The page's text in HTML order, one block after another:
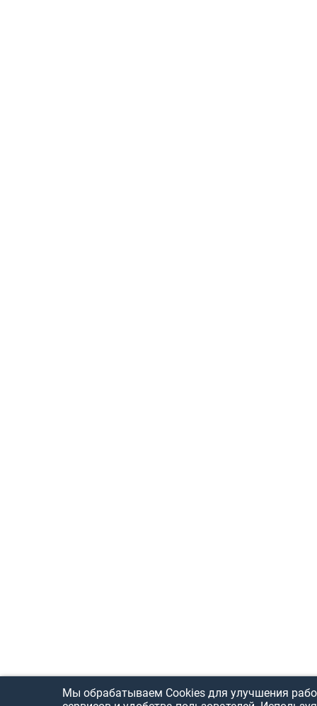
Мы обрабатываем Cookies для улучшения